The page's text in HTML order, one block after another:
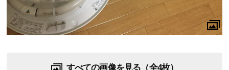
すべての画像を見る（全4枚）